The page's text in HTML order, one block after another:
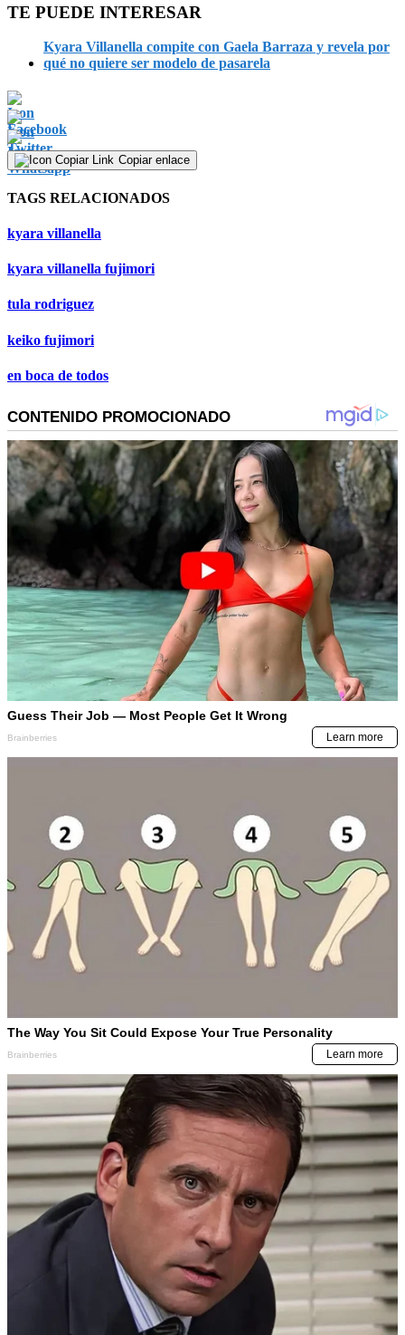
TE PUEDE INTERESAR
Kyara Villanella compite con Gaela Barraza y revela por
qué no quiere ser modelo de pasarela
Copiar enlace
TAGS RELACIONADOS
kyara villanella
kyara villanella fujimori
tula rodriguez
keiko fujimori
en boca de todos